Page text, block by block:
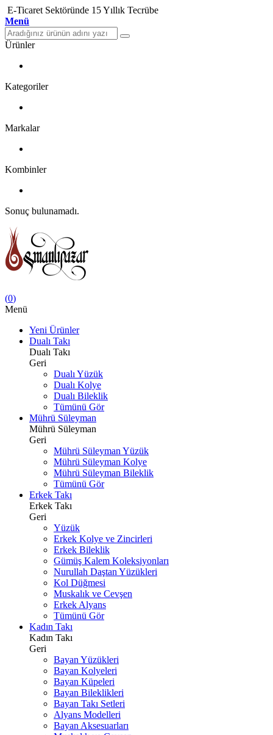
E-Ticaret Sektöründe 15 Yıllık Tecrübe
Menü
Ürünler
Kategoriler
Markalar
Kombinler
Sonuç bulunamadı.
(0)
Menü
Yeni Ürünler
Dualı Takı
Dualı Takı
Geri
Dualı Yüzük
Dualı Kolye
Dualı Bileklik
Tümünü Gör
Mührü Süleyman
Mührü Süleyman
Geri
Mührü Süleyman Yüzük
Mührü Süleyman Kolye
Mührü Süleyman Bileklik
Tümünü Gör
Erkek Takı
Erkek Takı
Geri
Yüzük
Erkek Kolye ve Zincirleri
Erkek Bileklik
Gümüş Kalem Koleksiyonları
Nurullah Daştan Yüzükleri
Kol Düğmesi
Muskalık ve Cevşen
Erkek Alyans
Tümünü Gör
Kadın Takı
Kadın Takı
Geri
Bayan Yüzükleri
Bayan Kolyeleri
Bayan Küpeleri
Bayan Bileklikleri
Bayan Takı Setleri
Alyans Modelleri
Bayan Aksesuarları